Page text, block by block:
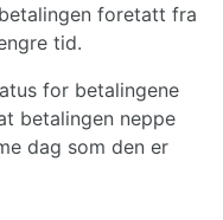
foretatt fra
tid.
for betalingene
betalingen neppe
dag som den er